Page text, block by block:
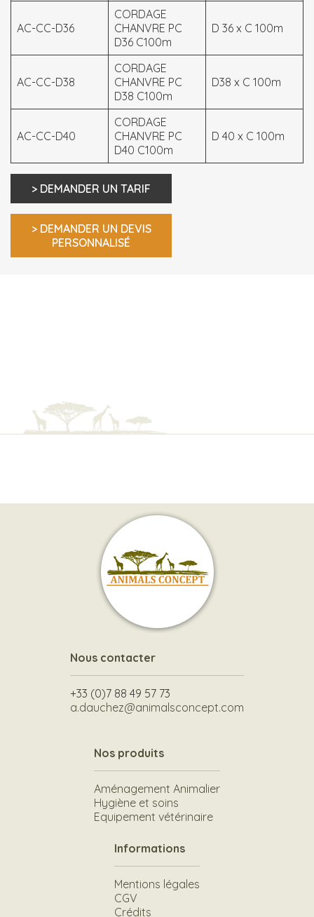
AC-CC-D36
CORDAGE
CHANVRE PC
D36 C100m
D 36 x C 100m
AC-CC-D38
CORDAGE
CHANVRE PC
D38 C100m
D38 x C 100m
AC-CC-D40
CORDAGE
CHANVRE PC
D40 C100m
D 40 x C 100m
> DEMANDER UN TARIF
> DEMANDER UN DEVIS
PERSONNALISÉ
Nous contacter
+33 (0)7 88 49 57 73
a.dauchez@animalsconcept.com
Nos produits
Aménagement Animalier
Hygiène et soins
Equipement vétérinaire
Informations
Mentions légales
CGV
Crédits